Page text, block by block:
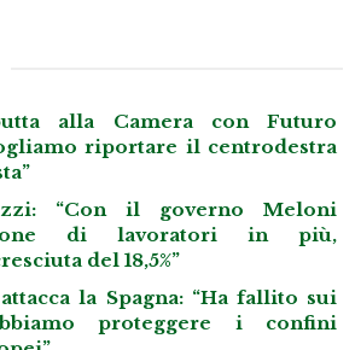
alla Camera con Futuro
riportare il centrodestra
“Con il governo Meloni
di lavoratori in più,
del 18,5%”
la Spagna: “Ha fallito sui
proteggere i confini